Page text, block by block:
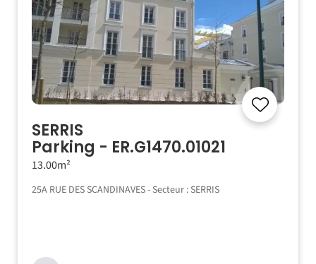
SERRIS
Parking - ER.G1470.01021
13.00m²
25A RUE DES SCANDINAVES - Secteur : SERRIS